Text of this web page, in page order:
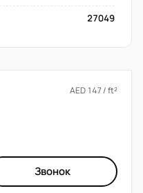
27049
AED 147 / ft²
Звонок